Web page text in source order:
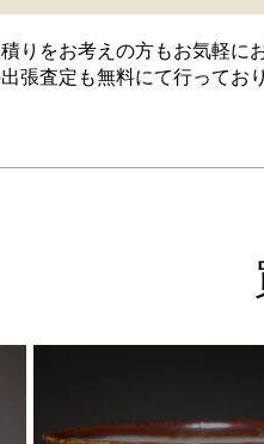
りをお考えの方もお気軽に
張査定も無料にて行っており